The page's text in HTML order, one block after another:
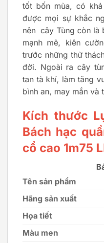
tốt bốn mùa, có
được mọi sự khắc
nên cây Tùng còn là
mạnh mẽ, kiên
trước những thử
đời. Ngoài ra cây
tan tà khí, làm tăng
bình an, may mắn và
Kích thước
Bách hạc
cổ cao 1m75
Tên sản phẩm
Hãng sản xuất
Họa tiết
Màu men